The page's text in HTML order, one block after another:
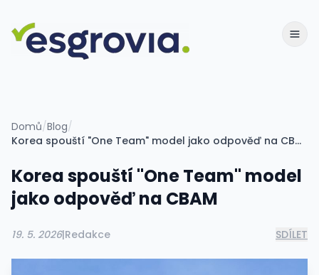
Domů/Blog/
Korea spouští "One Team" model jako odpověď na CBAM
Korea spouští "One Team" model
jako odpověď na CBAM
19. 5. 2026|Redakce SDÍLET